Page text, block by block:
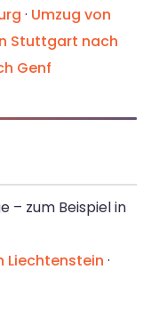
· Umzug von
Stuttgart nach
Genf
– zum Beispiel in
Liechtenstein ·